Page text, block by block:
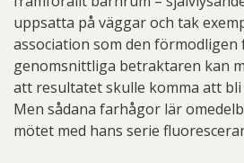
uppsatta på väggar och tak
association som den förmodligen
genomsnittliga betraktaren kan
att resultatet skulle komma att
Men sådana farhågor lär
mötet med hans serie